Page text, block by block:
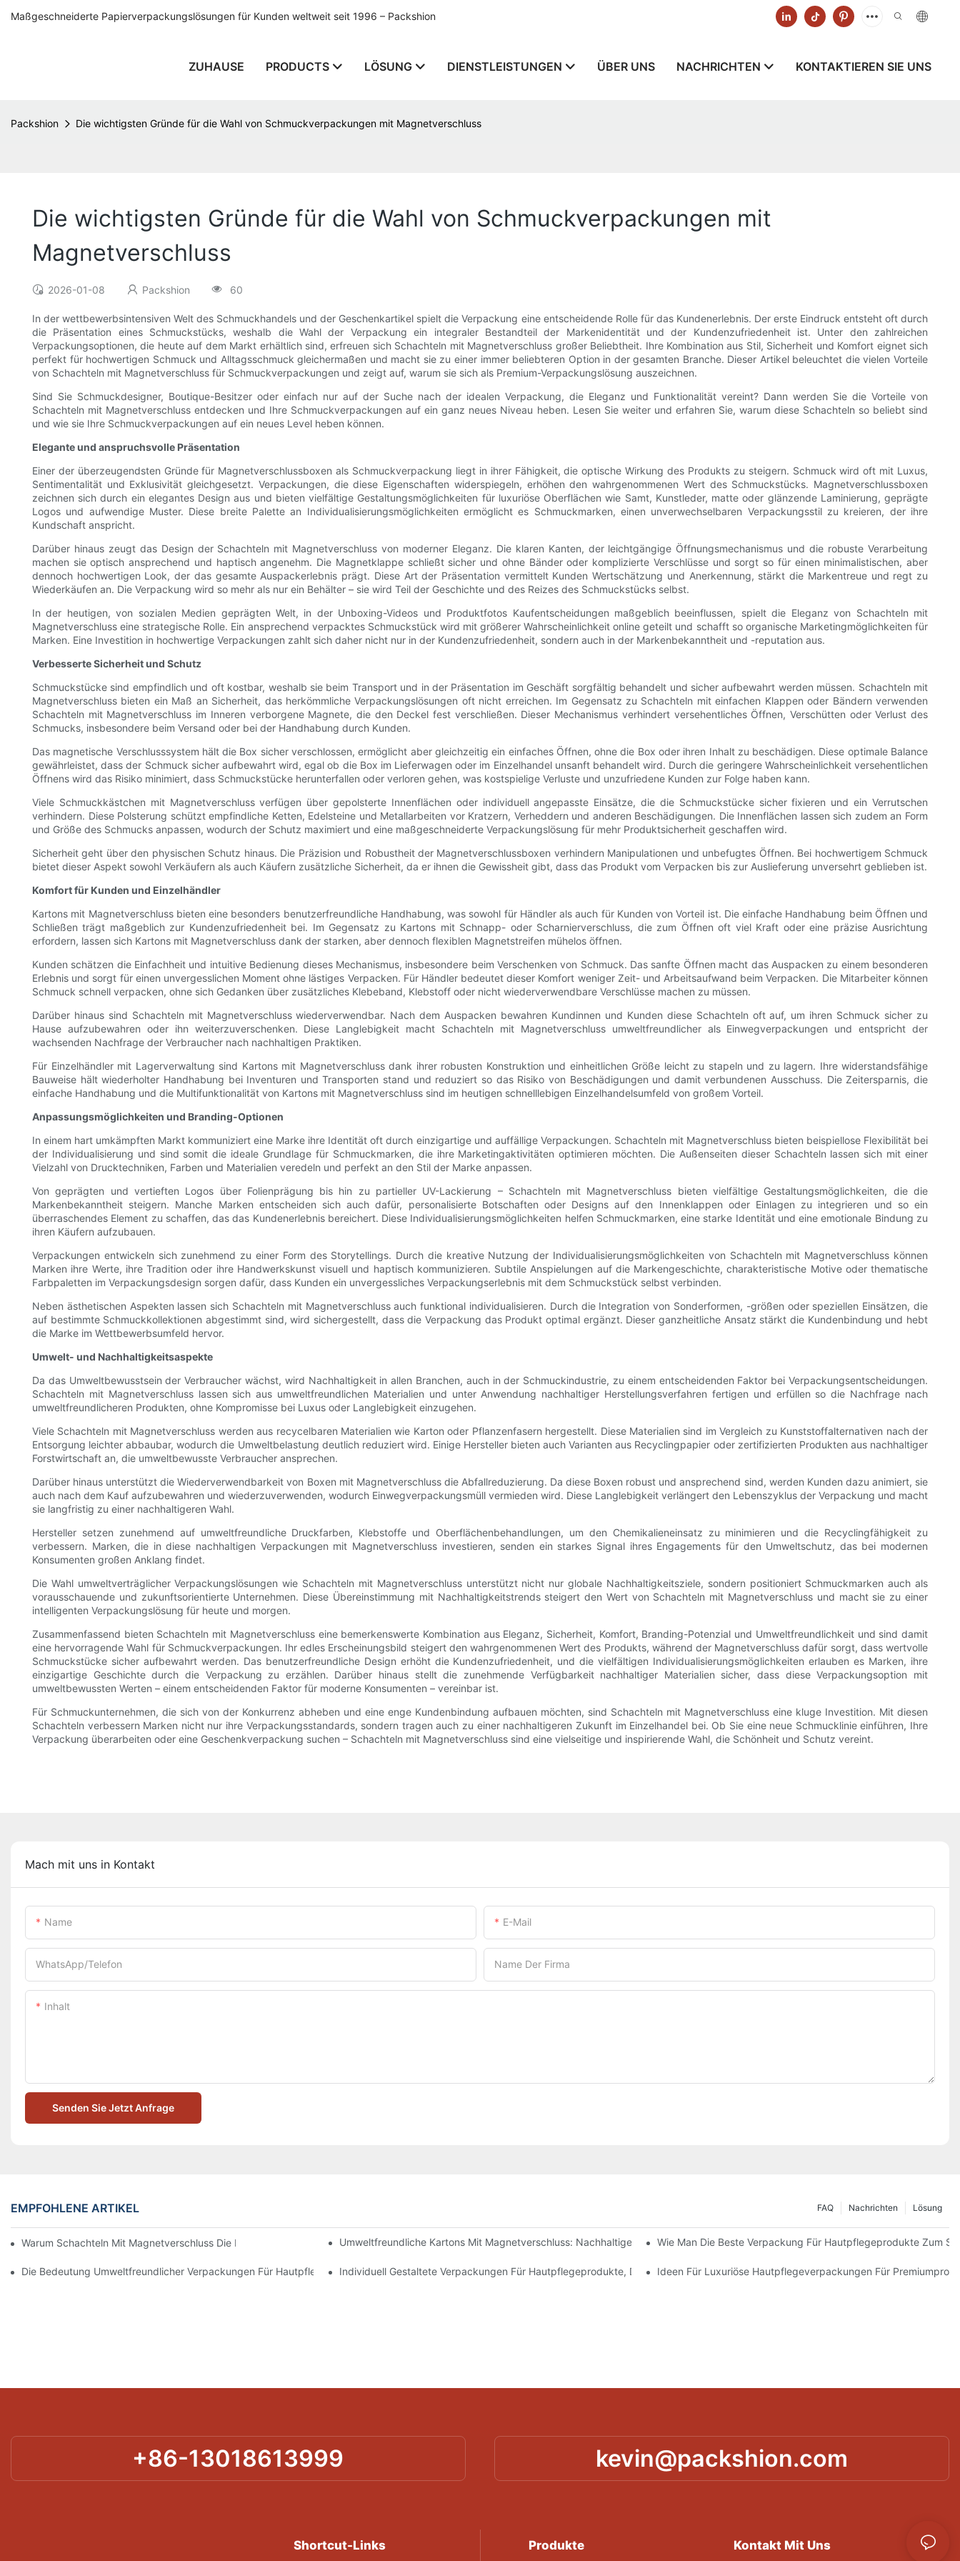
Maßgeschneiderte Papierverpackungslösungen für Kunden weltweit seit 1996 – Packshion
ZUHAUSE PRODUCTS LÖSUNG DIENSTLEISTUNGEN ÜBER UNS NACHRICHTEN KONTAKTIEREN SIE UNS
Packshion Die wichtigsten Gründe für die Wahl von Schmuckverpackungen mit Magnetverschluss
Die wichtigsten Gründe für die Wahl von Schmuckverpackungen mit
Magnetverschluss
2026-01-08 Packshion 60
In der wettbewerbsintensiven Welt des Schmuckhandels und der Geschenkartikel spielt die Verpackung eine entscheidende Rolle für das Kundenerlebnis. Der erste Eindruck entsteht oft durch
die Präsentation eines Schmuckstücks, weshalb die Wahl der Verpackung ein integraler Bestandteil der Markenidentität und der Kundenzufriedenheit ist. Unter den zahlreichen
Verpackungsoptionen, die heute auf dem Markt erhältlich sind, erfreuen sich Schachteln mit Magnetverschluss großer Beliebtheit. Ihre Kombination aus Stil, Sicherheit und Komfort eignet sich
perfekt für hochwertigen Schmuck und Alltagsschmuck gleichermaßen und macht sie zu einer immer beliebteren Option in der gesamten Branche. Dieser Artikel beleuchtet die vielen Vorteile
von Schachteln mit Magnetverschluss für Schmuckverpackungen und zeigt auf, warum sie sich als Premium-Verpackungslösung auszeichnen.
Sind Sie Schmuckdesigner, Boutique-Besitzer oder einfach nur auf der Suche nach der idealen Verpackung, die Eleganz und Funktionalität vereint? Dann werden Sie die Vorteile von
Schachteln mit Magnetverschluss entdecken und Ihre Schmuckverpackungen auf ein ganz neues Niveau heben. Lesen Sie weiter und erfahren Sie, warum diese Schachteln so beliebt sind
und wie sie Ihre Schmuckverpackungen auf ein neues Level heben können.
Elegante und anspruchsvolle Präsentation
Einer der überzeugendsten Gründe für Magnetverschlussboxen als Schmuckverpackung liegt in ihrer Fähigkeit, die optische Wirkung des Produkts zu steigern. Schmuck wird oft mit Luxus,
Sentimentalität und Exklusivität gleichgesetzt. Verpackungen, die diese Eigenschaften widerspiegeln, erhöhen den wahrgenommenen Wert des Schmuckstücks. Magnetverschlussboxen
zeichnen sich durch ein elegantes Design aus und bieten vielfältige Gestaltungsmöglichkeiten für luxuriöse Oberflächen wie Samt, Kunstleder, matte oder glänzende Laminierung, geprägte
Logos und aufwendige Muster. Diese breite Palette an Individualisierungsmöglichkeiten ermöglicht es Schmuckmarken, einen unverwechselbaren Verpackungsstil zu kreieren, der ihre
Kundschaft anspricht.
Darüber hinaus zeugt das Design der Schachteln mit Magnetverschluss von moderner Eleganz. Die klaren Kanten, der leichtgängige Öffnungsmechanismus und die robuste Verarbeitung
machen sie optisch ansprechend und haptisch angenehm. Die Magnetklappe schließt sicher und ohne Bänder oder komplizierte Verschlüsse und sorgt so für einen minimalistischen, aber
dennoch hochwertigen Look, der das gesamte Auspackerlebnis prägt. Diese Art der Präsentation vermittelt Kunden Wertschätzung und Anerkennung, stärkt die Markentreue und regt zu
Wiederkäufen an. Die Verpackung wird so mehr als nur ein Behälter – sie wird Teil der Geschichte und des Reizes des Schmuckstücks selbst.
In der heutigen, von sozialen Medien geprägten Welt, in der Unboxing-Videos und Produktfotos Kaufentscheidungen maßgeblich beeinflussen, spielt die Eleganz von Schachteln mit
Magnetverschluss eine strategische Rolle. Ein ansprechend verpacktes Schmuckstück wird mit größerer Wahrscheinlichkeit online geteilt und schafft so organische Marketingmöglichkeiten für
Marken. Eine Investition in hochwertige Verpackungen zahlt sich daher nicht nur in der Kundenzufriedenheit, sondern auch in der Markenbekanntheit und -reputation aus.
Verbesserte Sicherheit und Schutz
Schmuckstücke sind empfindlich und oft kostbar, weshalb sie beim Transport und in der Präsentation im Geschäft sorgfältig behandelt und sicher aufbewahrt werden müssen. Schachteln mit
Magnetverschluss bieten ein Maß an Sicherheit, das herkömmliche Verpackungslösungen oft nicht erreichen. Im Gegensatz zu Schachteln mit einfachen Klappen oder Bändern verwenden
Schachteln mit Magnetverschluss im Inneren verborgene Magnete, die den Deckel fest verschließen. Dieser Mechanismus verhindert versehentliches Öffnen, Verschütten oder Verlust des
Schmucks, insbesondere beim Versand oder bei der Handhabung durch Kunden.
Das magnetische Verschlusssystem hält die Box sicher verschlossen, ermöglicht aber gleichzeitig ein einfaches Öffnen, ohne die Box oder ihren Inhalt zu beschädigen. Diese optimale Balance
gewährleistet, dass der Schmuck sicher aufbewahrt wird, egal ob die Box im Lieferwagen oder im Einzelhandel unsanft behandelt wird. Durch die geringere Wahrscheinlichkeit versehentlichen
Öffnens wird das Risiko minimiert, dass Schmuckstücke herunterfallen oder verloren gehen, was kostspielige Verluste und unzufriedene Kunden zur Folge haben kann.
Viele Schmuckkästchen mit Magnetverschluss verfügen über gepolsterte Innenflächen oder individuell angepasste Einsätze, die die Schmuckstücke sicher fixieren und ein Verrutschen
verhindern. Diese Polsterung schützt empfindliche Ketten, Edelsteine ​​und Metallarbeiten vor Kratzern, Verheddern und anderen Beschädigungen. Die Innenflächen lassen sich zudem an Form
und Größe des Schmucks anpassen, wodurch der Schutz maximiert und eine maßgeschneiderte Verpackungslösung für mehr Produktsicherheit geschaffen wird.
Sicherheit geht über den physischen Schutz hinaus. Die Präzision und Robustheit der Magnetverschlussboxen verhindern Manipulationen und unbefugtes Öffnen. Bei hochwertigem Schmuck
bietet dieser Aspekt sowohl Verkäufern als auch Käufern zusätzliche Sicherheit, da er ihnen die Gewissheit gibt, dass das Produkt vom Verpacken bis zur Auslieferung unversehrt geblieben ist.
Komfort für Kunden und Einzelhändler
Kartons mit Magnetverschluss bieten eine besonders benutzerfreundliche Handhabung, was sowohl für Händler als auch für Kunden von Vorteil ist. Die einfache Handhabung beim Öffnen und
Schließen trägt maßgeblich zur Kundenzufriedenheit bei. Im Gegensatz zu Kartons mit Schnapp- oder Scharnierverschluss, die zum Öffnen oft viel Kraft oder eine präzise Ausrichtung
erfordern, lassen sich Kartons mit Magnetverschluss dank der starken, aber dennoch flexiblen Magnetstreifen mühelos öffnen.
Kunden schätzen die Einfachheit und intuitive Bedienung dieses Mechanismus, insbesondere beim Verschenken von Schmuck. Das sanfte Öffnen macht das Auspacken zu einem besonderen
Erlebnis und sorgt für einen unvergesslichen Moment ohne lästiges Verpacken. Für Händler bedeutet dieser Komfort weniger Zeit- und Arbeitsaufwand beim Verpacken. Die Mitarbeiter können
Schmuck schnell verpacken, ohne sich Gedanken über zusätzliches Klebeband, Klebstoff oder nicht wiederverwendbare Verschlüsse machen zu müssen.
Darüber hinaus sind Schachteln mit Magnetverschluss wiederverwendbar. Nach dem Auspacken bewahren Kundinnen und Kunden diese Schachteln oft auf, um ihren Schmuck sicher zu
Hause aufzubewahren oder ihn weiterzuverschenken. Diese Langlebigkeit macht Schachteln mit Magnetverschluss umweltfreundlicher als Einwegverpackungen und entspricht der
wachsenden Nachfrage der Verbraucher nach nachhaltigen Praktiken.
Für Einzelhändler mit Lagerverwaltung sind Kartons mit Magnetverschluss dank ihrer robusten Konstruktion und einheitlichen Größe leicht zu stapeln und zu lagern. Ihre widerstandsfähige
Bauweise hält wiederholter Handhabung bei Inventuren und Transporten stand und reduziert so das Risiko von Beschädigungen und damit verbundenen Ausschuss. Die Zeitersparnis, die
einfache Handhabung und die Multifunktionalität von Kartons mit Magnetverschluss sind im heutigen schnelllebigen Einzelhandelsumfeld von großem Vorteil.
Anpassungsmöglichkeiten und Branding-Optionen
In einem hart umkämpften Markt kommuniziert eine Marke ihre Identität oft durch einzigartige und auffällige Verpackungen. Schachteln mit Magnetverschluss bieten beispiellose Flexibilität bei
der Individualisierung und sind somit die ideale Grundlage für Schmuckmarken, die ihre Marketingaktivitäten optimieren möchten. Die Außenseiten dieser Schachteln lassen sich mit einer
Vielzahl von Drucktechniken, Farben und Materialien veredeln und perfekt an den Stil der Marke anpassen.
Von geprägten und vertieften Logos über Folienprägung bis hin zu partieller UV-Lackierung – Schachteln mit Magnetverschluss bieten vielfältige Gestaltungsmöglichkeiten, die die
Markenbekanntheit steigern. Manche Marken entscheiden sich auch dafür, personalisierte Botschaften oder Designs auf den Innenklappen oder Einlagen zu integrieren und so ein
überraschendes Element zu schaffen, das das Kundenerlebnis bereichert. Diese Individualisierungsmöglichkeiten helfen Schmuckmarken, eine starke Identität und eine emotionale Bindung zu
ihren Käufern aufzubauen.
Verpackungen entwickeln sich zunehmend zu einer Form des Storytellings. Durch die kreative Nutzung der Individualisierungsmöglichkeiten von Schachteln mit Magnetverschluss können
Marken ihre Werte, ihre Tradition oder ihre Handwerkskunst visuell und haptisch kommunizieren. Subtile Anspielungen auf die Markengeschichte, charakteristische Motive oder thematische
Farbpaletten im Verpackungsdesign sorgen dafür, dass Kunden ein unvergessliches Verpackungserlebnis mit dem Schmuckstück selbst verbinden.
Neben ästhetischen Aspekten lassen sich Schachteln mit Magnetverschluss auch funktional individualisieren. Durch die Integration von Sonderformen, -größen oder speziellen Einsätzen, die
auf bestimmte Schmuckkollektionen abgestimmt sind, wird sichergestellt, dass die Verpackung das Produkt optimal ergänzt. Dieser ganzheitliche Ansatz stärkt die Kundenbindung und hebt
die Marke im Wettbewerbsumfeld hervor.
Umwelt- und Nachhaltigkeitsaspekte
Da das Umweltbewusstsein der Verbraucher wächst, wird Nachhaltigkeit in allen Branchen, auch in der Schmuckindustrie, zu einem entscheidenden Faktor bei Verpackungsentscheidungen.
Schachteln mit Magnetverschluss lassen sich aus umweltfreundlichen Materialien und unter Anwendung nachhaltiger Herstellungsverfahren fertigen und erfüllen so die Nachfrage nach
umweltfreundlicheren Produkten, ohne Kompromisse bei Luxus oder Langlebigkeit einzugehen.
Viele Schachteln mit Magnetverschluss werden aus recycelbaren Materialien wie Karton oder Pflanzenfasern hergestellt. Diese Materialien sind im Vergleich zu Kunststoffalternativen nach der
Entsorgung leichter abbaubar, wodurch die Umweltbelastung deutlich reduziert wird. Einige Hersteller bieten auch Varianten aus Recyclingpapier oder zertifizierten Produkten aus nachhaltiger
Forstwirtschaft an, die umweltbewusste Verbraucher ansprechen.
Darüber hinaus unterstützt die Wiederverwendbarkeit von Boxen mit Magnetverschluss die Abfallreduzierung. Da diese Boxen robust und ansprechend sind, werden Kunden dazu animiert, sie
auch nach dem Kauf aufzubewahren und wiederzuverwenden, wodurch Einwegverpackungsmüll vermieden wird. Diese Langlebigkeit verlängert den Lebenszyklus der Verpackung und macht
sie langfristig zu einer nachhaltigeren Wahl.
Hersteller setzen zunehmend auf umweltfreundliche Druckfarben, Klebstoffe und Oberflächenbehandlungen, um den Chemikalieneinsatz zu minimieren und die Recyclingfähigkeit zu
verbessern. Marken, die in diese nachhaltigen Verpackungen mit Magnetverschluss investieren, senden ein starkes Signal ihres Engagements für den Umweltschutz, das bei modernen
Konsumenten großen Anklang findet.
Die Wahl umweltverträglicher Verpackungslösungen wie Schachteln mit Magnetverschluss unterstützt nicht nur globale Nachhaltigkeitsziele, sondern positioniert Schmuckmarken auch als
vorausschauende und zukunftsorientierte Unternehmen. Diese Übereinstimmung mit Nachhaltigkeitstrends steigert den Wert von Schachteln mit Magnetverschluss und macht sie zu einer
intelligenten Verpackungslösung für heute und morgen.
Zusammenfassend bieten Schachteln mit Magnetverschluss eine bemerkenswerte Kombination aus Eleganz, Sicherheit, Komfort, Branding-Potenzial und Umweltfreundlichkeit und sind damit
eine hervorragende Wahl für Schmuckverpackungen. Ihr edles Erscheinungsbild steigert den wahrgenommenen Wert des Produkts, während der Magnetverschluss dafür sorgt, dass wertvolle
Schmuckstücke sicher aufbewahrt werden. Das benutzerfreundliche Design erhöht die Kundenzufriedenheit, und die vielfältigen Individualisierungsmöglichkeiten erlauben es Marken, ihre
einzigartige Geschichte durch die Verpackung zu erzählen. Darüber hinaus stellt die zunehmende Verfügbarkeit nachhaltiger Materialien sicher, dass diese Verpackungsoption mit
umweltbewussten Werten – einem entscheidenden Faktor für moderne Konsumenten – vereinbar ist.
Für Schmuckunternehmen, die sich von der Konkurrenz abheben und eine enge Kundenbindung aufbauen möchten, sind Schachteln mit Magnetverschluss eine kluge Investition. Mit diesen
Schachteln verbessern Marken nicht nur ihre Verpackungsstandards, sondern tragen auch zu einer nachhaltigeren Zukunft im Einzelhandel bei. Ob Sie eine neue Schmucklinie einführen, Ihre
Verpackung überarbeiten oder eine Geschenkverpackung suchen – Schachteln mit Magnetverschluss sind eine vielseitige und inspirierende Wahl, die Schönheit und Schutz vereint.
Mach mit uns in Kontakt
Name E-Mail
WhatsApp/Telefon Name Der Firma
Inhalt
Senden Sie Jetzt Anfrage
EMPFOHLENE ARTIKEL Lösung
Nachrichten
FAQ
Warum Schachteln Mit Magnetverschluss Die Beste Wahl Für Hochwertige Verpackungen SindUmweltfreundliche Kartons Mit Magnetverschluss: Nachhaltige VerpackungslösungenWie Man Die Beste Verpackung Für Hautpflegeprodukte Zum
Die Bedeutung Umweltfreundlicher Verpackungen Für HautpflegeprodukteIndividuell Gestaltete Verpackungen Für Hautpflegeprodukte, Die Markentreue FördernIdeen Für Luxuriöse Hautpflegeverpackungen Für
+86-13018613999 kevin@packshion.com
Shortcut-Links Produkte Kontakt Mit Uns